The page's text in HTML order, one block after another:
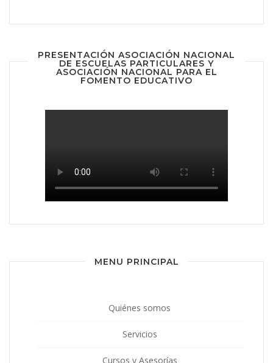
PRESENTACIÓN ASOCIACIÓN NACIONAL
DE ESCUELAS PARTICULARES Y
ASOCIACIÓN NACIONAL PARA EL
FOMENTO EDUCATIVO
MENU PRINCIPAL
Quiénes somos
Servicios
Cursos y Asesorías